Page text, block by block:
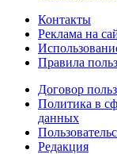
Контакты
Реклама на
Правила
Договор
Политика в
данных
Редакция